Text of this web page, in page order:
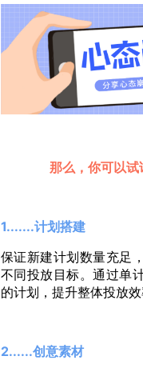
那么，你可以试
1.......计划搭建
保证新建计划数量充足
不同投放目标。通过单
的计划，提升整体投放
2......创意素材